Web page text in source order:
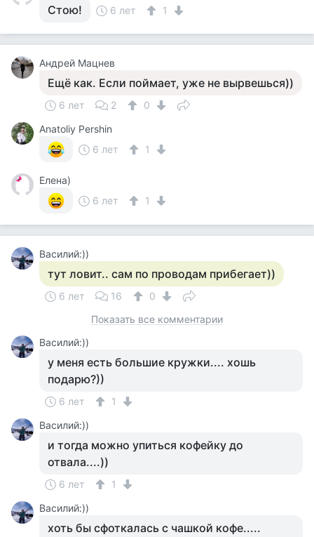
Стою! 6 лет 1
Андрей Мацнев
Ещё как. Если поймает, уже не вырвешься))
6 лет 2
0
Anatoliy Pershin
6 лет
1
Елена)
6 лет
1
Василий:))
тут ловит.. сам по проводам прибегает))
6 лет 16
0
Показать все комментарии
Василий:))
у меня есть большие кружки.... хошь
подарю?))
6 лет
1
Василий:))
и тогда можно упиться кофейку до
отвала....))
6 лет
1
Василий:))
хоть бы сфоткалась с чашкой кофе.....